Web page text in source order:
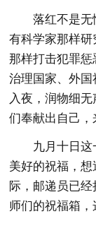
落红不是
有科学家那样
那样打击犯罪
治理国家、外
入夜，润物细
们奉献出自己，
九月十日
美好的祝福，
际，邮递员已
师们的祝福箱，